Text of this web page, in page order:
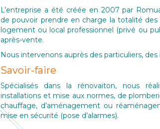
L’entreprise a été créée en 2007 par
de pouvoir prendre en charge la totalité
logement ou local professionnel (privé ou
après-vente.
Nous intervenons auprès des particuliers,
Savoir-faire
Spécialisés dans la rénovaiton, nous
installations et mise aux normes, de
chauffage, d’aménagement ou
mise en sécurité (pose d’alarmes).